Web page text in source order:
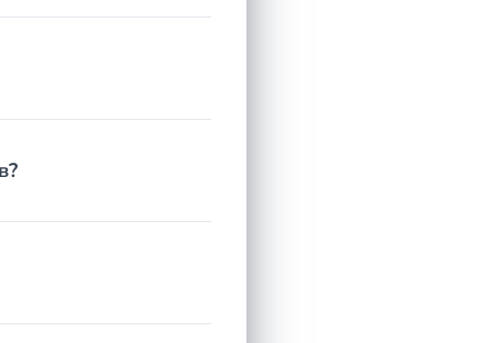
позволяет избежать этих ошибок в